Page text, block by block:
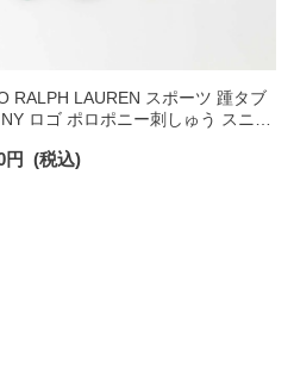
RALPH LAUREN スポーツ 踵タブ
ロゴ ポロポニー刺しゅう スニー
ス 02022328
円 (税込)